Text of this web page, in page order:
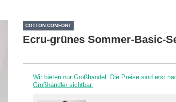
COTTON COMFORT
Ecru-grünes Sommer-Basic-
Wir bieten nur Großhandel. Die Preise sind erst
Großhändler sichtbar.